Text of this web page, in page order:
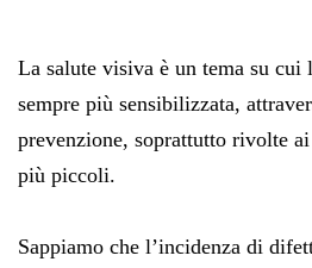
La salute visiva è un tema su cui
sempre più sensibilizzata,
prevenzione, soprattutto rivolte
più piccoli.
Sappiamo che l’incidenza di